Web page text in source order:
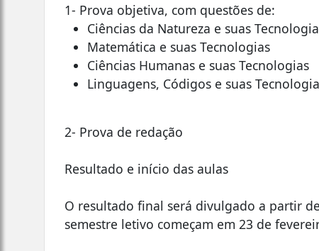
1- Prova objetiva, com questões de:
Ciências da Natureza e suas
Matemática e suas Tecnologias
Ciências Humanas e suas Tecnologias
Linguagens, Códigos e suas
2- Prova de redação
Resultado e início das aulas
O resultado final será divulgado a partir
semestre letivo começam em 23 de